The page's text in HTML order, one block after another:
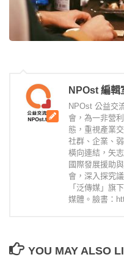
NPOst 編輯
NPOst 公益交
會，為一非營
態，重視產業
社群、企業、
橫向連結，矢
國際發展援助
會，深入探究
「泛傳媒」旗
媒體。臉書：
YOU MAY ALSO